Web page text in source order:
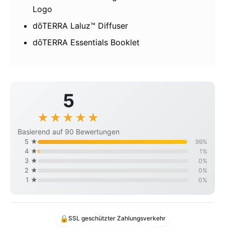
Logo
dōTERRA Laluz™ Diffuser
dōTERRA Essentials Booklet
5
★ ★ ★ ★ ★
Basierend auf 90 Bewertungen
5 ★ 99%
4 ★ 1%
3 ★ 0%
2 ★ 0%
1 ★ 0%
🔒 SSL geschützter Zahlungsverkehr